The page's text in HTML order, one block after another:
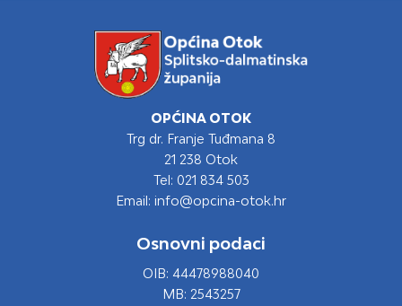
OPĆINA OTOK
Trg dr. Franje Tuđmana 8
21 238 Otok
Tel: 021 834 503
Email: info@opcina-otok.hr
Osnovni podaci
OIB: 44478988040
MB: 2543257